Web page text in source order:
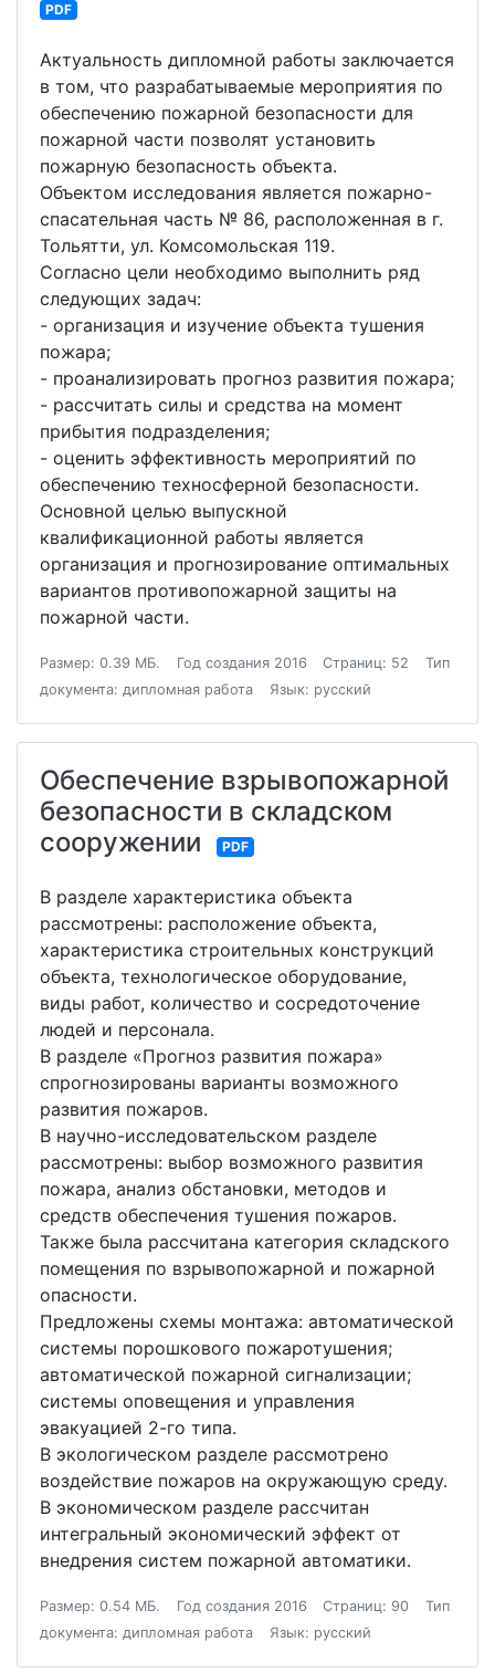
PDF
Актуальность дипломной работы заключается
в том, что разрабатываемые мероприятия по
обеспечению пожарной безопасности для
пожарной части позволят установить
пожарную безопасность объекта.
Объектом исследования является пожарно-
спасательная часть № 86, расположенная в г.
Тольятти, ул. Комсомольская 119.
Согласно цели необходимо выполнить ряд
следующих задач:
- организация и изучение объекта тушения
пожара;
- проанализировать прогноз развития пожара;
- рассчитать силы и средства на момент
прибытия подразделения;
- оценить эффективность мероприятий по
обеспечению техносферной безопасности.
Основной целью выпускной
квалификационной работы является
организация и прогнозирование оптимальных
вариантов противопожарной защиты на
пожарной части.
Размер: 0.39 МБ. Год создания 2016 Страниц: 52
Тип
документа: дипломная работа
Язык: русский
Обеспечение взрывопожарной
безопасности в складском
сооружении
PDF
В разделе характеристика объекта
рассмотрены: расположение объекта,
характеристика строительных конструкций
объекта, технологическое оборудование,
виды работ, количество и сосредоточение
людей и персонала.
В разделе «Прогноз развития пожара»
спрогнозированы варианты возможного
развития пожаров.
В научно-исследовательском разделе
рассмотрены: выбор возможного развития
пожара, анализ обстановки, методов и
средств обеспечения тушения пожаров.
Также была рассчитана категория складского
помещения по взрывопожарной и пожарной
опасности.
Предложены схемы монтажа: автоматической
системы порошкового пожаротушения;
автоматической пожарной сигнализации;
системы оповещения и управления
эвакуацией 2-го типа.
В экологическом разделе рассмотрено
воздействие пожаров на окружающую среду.
В экономическом разделе рассчитан
интегральный экономический эффект от
внедрения систем пожарной автоматики.
Размер: 0.54 МБ. Год создания 2016 Страниц: 90
Тип
документа: дипломная работа
Язык: русский